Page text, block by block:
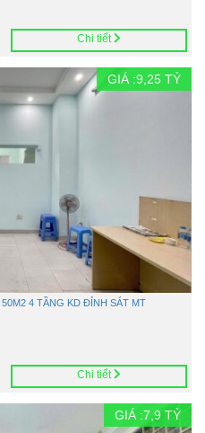
Chi tiết
GIÁ :9,25 TỶ
4 TẦNG KD ĐỈNH SÁT MT
Chi tiết
GIÁ :7,9 TỶ